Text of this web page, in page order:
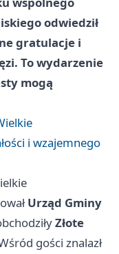
odwiedził
gratulacje i
To wydarzenie
mogą
i wzajemnego
Urząd Gminy
Złote
gości znalazł